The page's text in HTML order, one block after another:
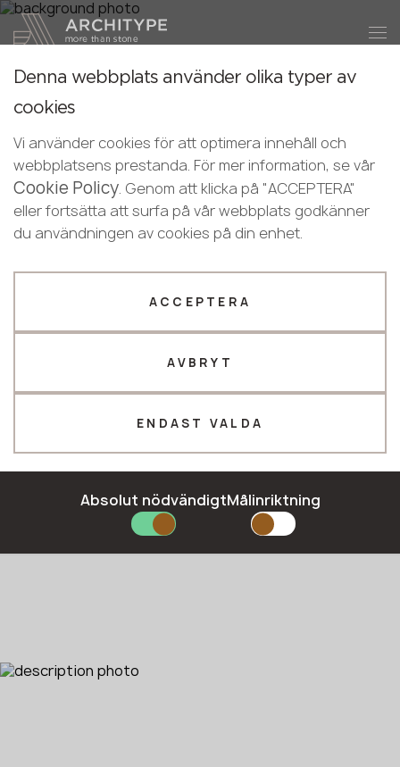
English
Swedish
+48 22 602 20 22
Bli en partner
Bli en partner
Skicka in dina uppgifter eller ring oss
+48 22 602 20 22
Din företagsprofil
E-mail*
SKICKA IN DIN ANSÖKAN
Tack!
Våra chefer kommer att kontakta dig
inom kort
Denna webbplats använder olika typer av
cookies
Vi använder cookies för att optimera innehåll och
webbplatsens prestanda. För mer information, se vår
Cookie Policy. Genom att klicka på "ACCEPTERA"
eller fortsätta att surfa på vår webbplats godkänner
du användningen av cookies på din enhet.
ENDAST VALDA
AVBRYT
ACCEPTERA
Absolut nödvändigtMålinriktning